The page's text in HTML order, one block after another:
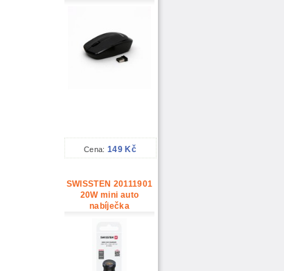
Cena: 149 Kč
SWISSTEN 20111901
20W mini auto
nabíječka